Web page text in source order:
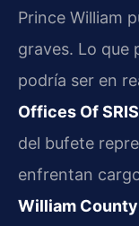
Prince William
graves. Lo que
podría ser en
Offices Of
del bufete
enfrentan
William